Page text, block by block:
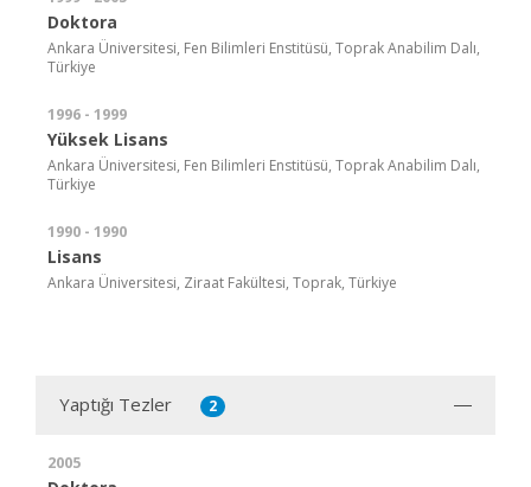
Doktora
Ankara Üniversitesi, Fen Bilimleri Enstitüsü, Toprak Anabilim Dalı,
Türkiye
1996 - 1999
Yüksek Lisans
Ankara Üniversitesi, Fen Bilimleri Enstitüsü, Toprak Anabilim Dalı,
Türkiye
1990 - 1990
Lisans
Ankara Üniversitesi, Ziraat Fakültesi, Toprak, Türkiye
Yaptığı Tezler 2
2005